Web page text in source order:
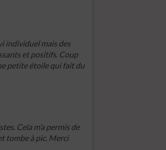
individuel mais des
et positifs. Coup
petite étoile qui fait du
Cela m’a permis de
tombe à pic. Merci